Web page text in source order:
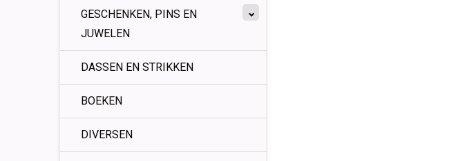
GESCHENKEN, PINS EN
JUWELEN
DASSEN EN STRIKKEN
BOEKEN
DIVERSEN